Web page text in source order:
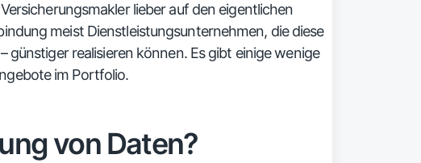
lieber auf den eigentlichen
meist Dienstleistungsunternehmen, die diese
realisieren können. Es gibt einige wenige
im Portfolio.
von Daten?